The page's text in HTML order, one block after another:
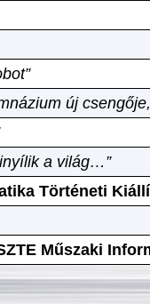
új
a világ…”
Történeti
Műszaki